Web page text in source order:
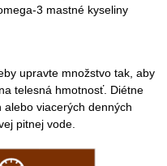
3 mastné kyseliny
upravte množstvo tak, aby
telesná hmotnosť. Diétne
viacerých denných
pitnej vode.